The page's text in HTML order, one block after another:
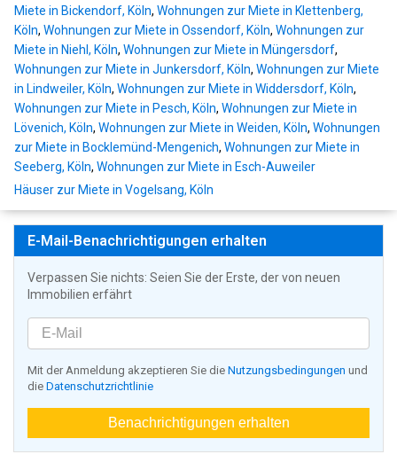
Miete in Bickendorf, Köln, Wohnungen zur Miete in Klettenberg,
Köln, Wohnungen zur Miete in Ossendorf, Köln, Wohnungen zur
Miete in Niehl, Köln, Wohnungen zur Miete in Müngersdorf,
Wohnungen zur Miete in Junkersdorf, Köln, Wohnungen zur Miete
in Lindweiler, Köln, Wohnungen zur Miete in Widdersdorf, Köln,
Wohnungen zur Miete in Pesch, Köln, Wohnungen zur Miete in
Lövenich, Köln, Wohnungen zur Miete in Weiden, Köln, Wohnungen
zur Miete in Bocklemünd-Mengenich, Wohnungen zur Miete in
Seeberg, Köln, Wohnungen zur Miete in Esch-Auweiler
Häuser zur Miete in Vogelsang, Köln
E-Mail-Benachrichtigungen erhalten
Verpassen Sie nichts: Seien Sie der Erste, der von neuen
Immobilien erfährt
Mit der Anmeldung akzeptieren Sie die Nutzungsbedingungen und
die Datenschutzrichtlinie
Benachrichtigungen erhalten